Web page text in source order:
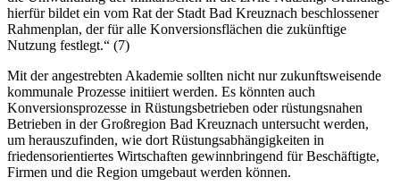
hierfür bildet ein vom Rat der Stadt Bad Kreuznach beschlossener
Rahmenplan, der für alle Konversionsflächen die zukünftige
Nutzung festlegt.“ (7)
Mit der angestrebten Akademie sollten nicht nur zukunftsweisende
kommunale Prozesse initiiert werden. Es könnten auch
Konversionsprozesse in Rüstungsbetrieben oder rüstungsnahen
Betrieben in der Großregion Bad Kreuznach untersucht werden,
um herauszufinden, wie dort Rüstungsabhängigkeiten in
friedensorientiertes Wirtschaften gewinnbringend für Beschäftigte,
Firmen und die Region umgebaut werden können.